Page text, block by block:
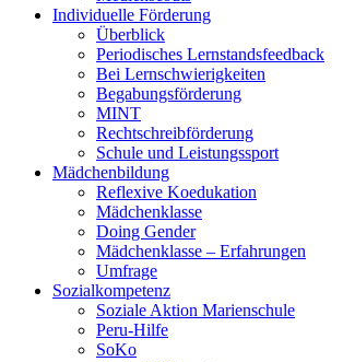
Individuelle Förderung
Überblick
Periodisches Lernstandsfeedback
Bei Lernschwierigkeiten
Begabungsförderung
MINT
Rechtschreibförderung
Schule und Leistungssport
Mädchenbildung
Reflexive Koedukation
Mädchenklasse
Doing Gender
Mädchenklasse – Erfahrungen
Umfrage
Sozialkompetenz
Soziale Aktion Marienschule
Peru-Hilfe
SoKo